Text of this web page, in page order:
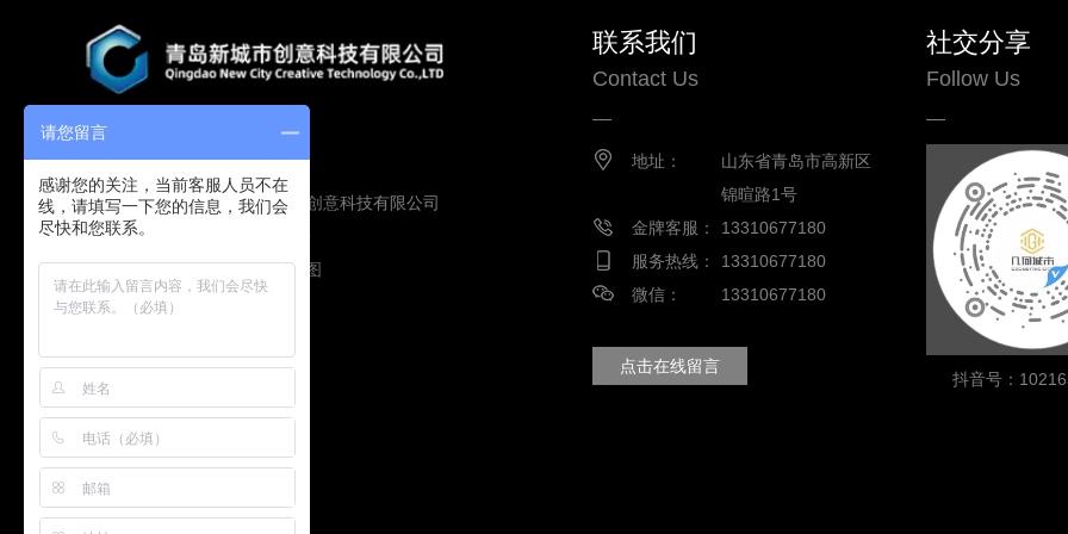
Copyright © 2019 青岛新城市创意科技有限公司
版权所有
鲁ICP备16009134号
技术支持：圭谷设计 网站地图
联系我们
Contact Us
地址：
山东省青岛市高新区
锦暄路1号
金牌客服：
13310677180
服务热线：
13310677180
微信：
13310677180
点击在线留言
社交分享
Follow Us
抖音号：
请您留言
感谢您的关注，当前客服人员不在
线，请填写一下您的信息，我们会
尽快和您联系。